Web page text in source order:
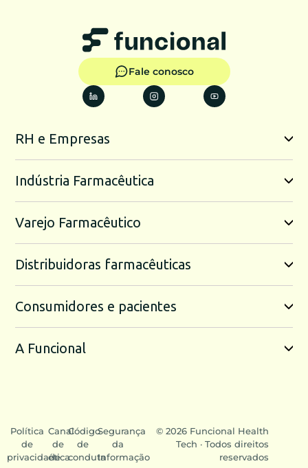
Fale conosco
RH e Empresas
Indústria Farmacêutica
Varejo Farmacêutico
Distribuidoras farmacêuticas
Consumidores e pacientes
A Funcional
Política
de
privacidade
Canal
de
ética
Código
de
conduta
Segurança
da
Informação
© 2026 Funcional Health
Tech · Todos direitos
reservados